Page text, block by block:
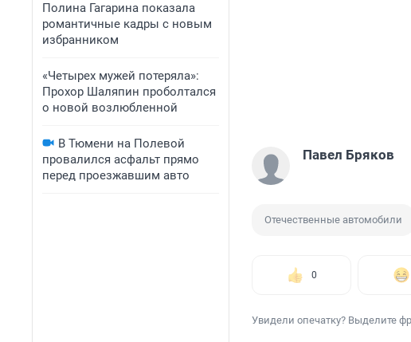
Полина Гагарина показала
романтичные кадры с новым
избранником
«Четырех мужей потеряла»:
Прохор Шаляпин проболтался
о новой возлюбленной
В Тюмени на Полевой
провалился асфальт прямо
перед проезжавшим авто
Павел Бряков
Отечественные автомобили
0
Увидели опечатку? Выделите